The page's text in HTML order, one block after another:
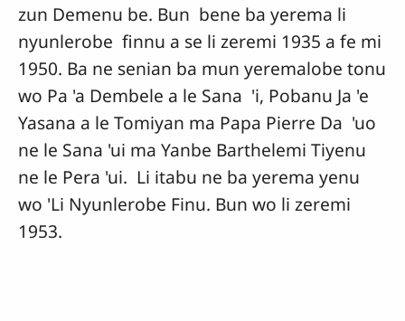
zun Demenu be. Bun bene ba yerema li
nyunlerobe finnu a se li zeremi 1935 a fe mi
1950. Ba ne senian ba mun yeremalobe tonu
wo Pa 'a Dembele a le Sana 'i, Pobanu Ja 'e
Yasana a le Tomiyan ma Papa Pierre Da 'uo
ne le Sana 'ui ma Yanbe Barthelemi Tiyenu
ne le Pera 'ui. Li itabu ne ba yerema yenu
wo 'Li Nyunlerobe Finu. Bun wo li zeremi
1953.